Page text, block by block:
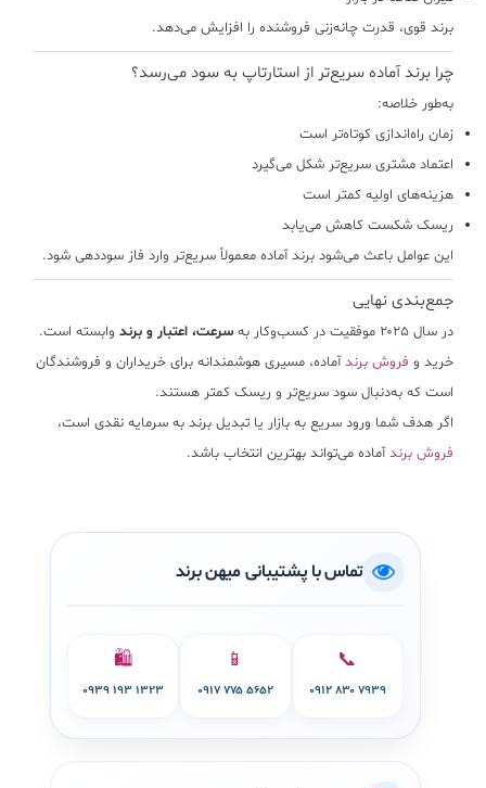
برند قوی، قدرت چانه‌زنی فروشنده را افزایش می‌دهد.
چرا برند آماده سریع‌تر از استارتاپ به سود می‌رسد؟
به‌طور خلاصه:
زمان راه‌اندازی کوتاه‌تر است
اعتماد مشتری سریع‌تر شکل می‌گیرد
هزینه‌های اولیه کمتر است
ریسک شکست کاهش می‌یابد
این عوامل باعث می‌شود برند آماده معمولاً سریع‌تر وارد فاز سوددهی شود.
جمع‌بندی نهایی
در سال ۲۰۲۵ موفقیت در کسب‌وکار به سرعت، اعتبار و برند وابسته است.
خرید و فروش برندآماده، مسیری هوشمندانه برای خریداران و فروشندگان
است که به‌دنبال سود سریع‌تر و ریسک کمتر هستند.
اگر هدف شما ورود سریع به بازار یا تبدیل برند به سرمایه نقدی است،
فروش برندآماده می‌تواند بهترین انتخاب باشد.
تماس با پشتیبانی میهن برند
📞
۰۹۱۲ ۸۳۰ ۷۹۳۹
📱
۰۹۱۷ ۷۷۵ ۵۶۵۲
🛍️
۰۹۳۹ ۱۹۳ ۱۳۲۳